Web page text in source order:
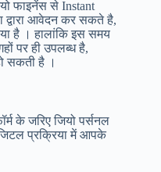
फाइनेंस से Instant
द्वारा आवेदन कर सकते है,
है । हालांकि इस समय
पर ही उपलब्ध है,
सकती है ।
के जरिए जियो पर्सनल
प्रक्रिया में आपके